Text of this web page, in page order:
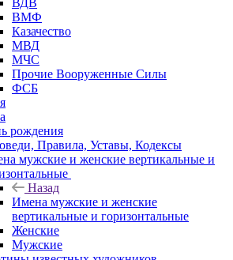
ВДВ
ВМФ
Казачество
МВД
МЧС
Прочие Вооруженные Силы
ФСБ
рождения
Правила, Уставы, Кодексы
мужские и женские вертикальные и
Назад
Имена мужские и женские
вертикальные и горизонтальные
Женские
Мужские